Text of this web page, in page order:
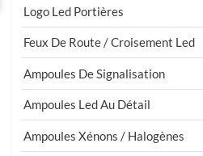
Logo Led Portières
Feux De Route / Croisement Led
Ampoules De Signalisation
Ampoules Led Au Détail
Ampoules Xénons / Halogènes
Grand choix
D'ampoules
10000 ampoules en stock